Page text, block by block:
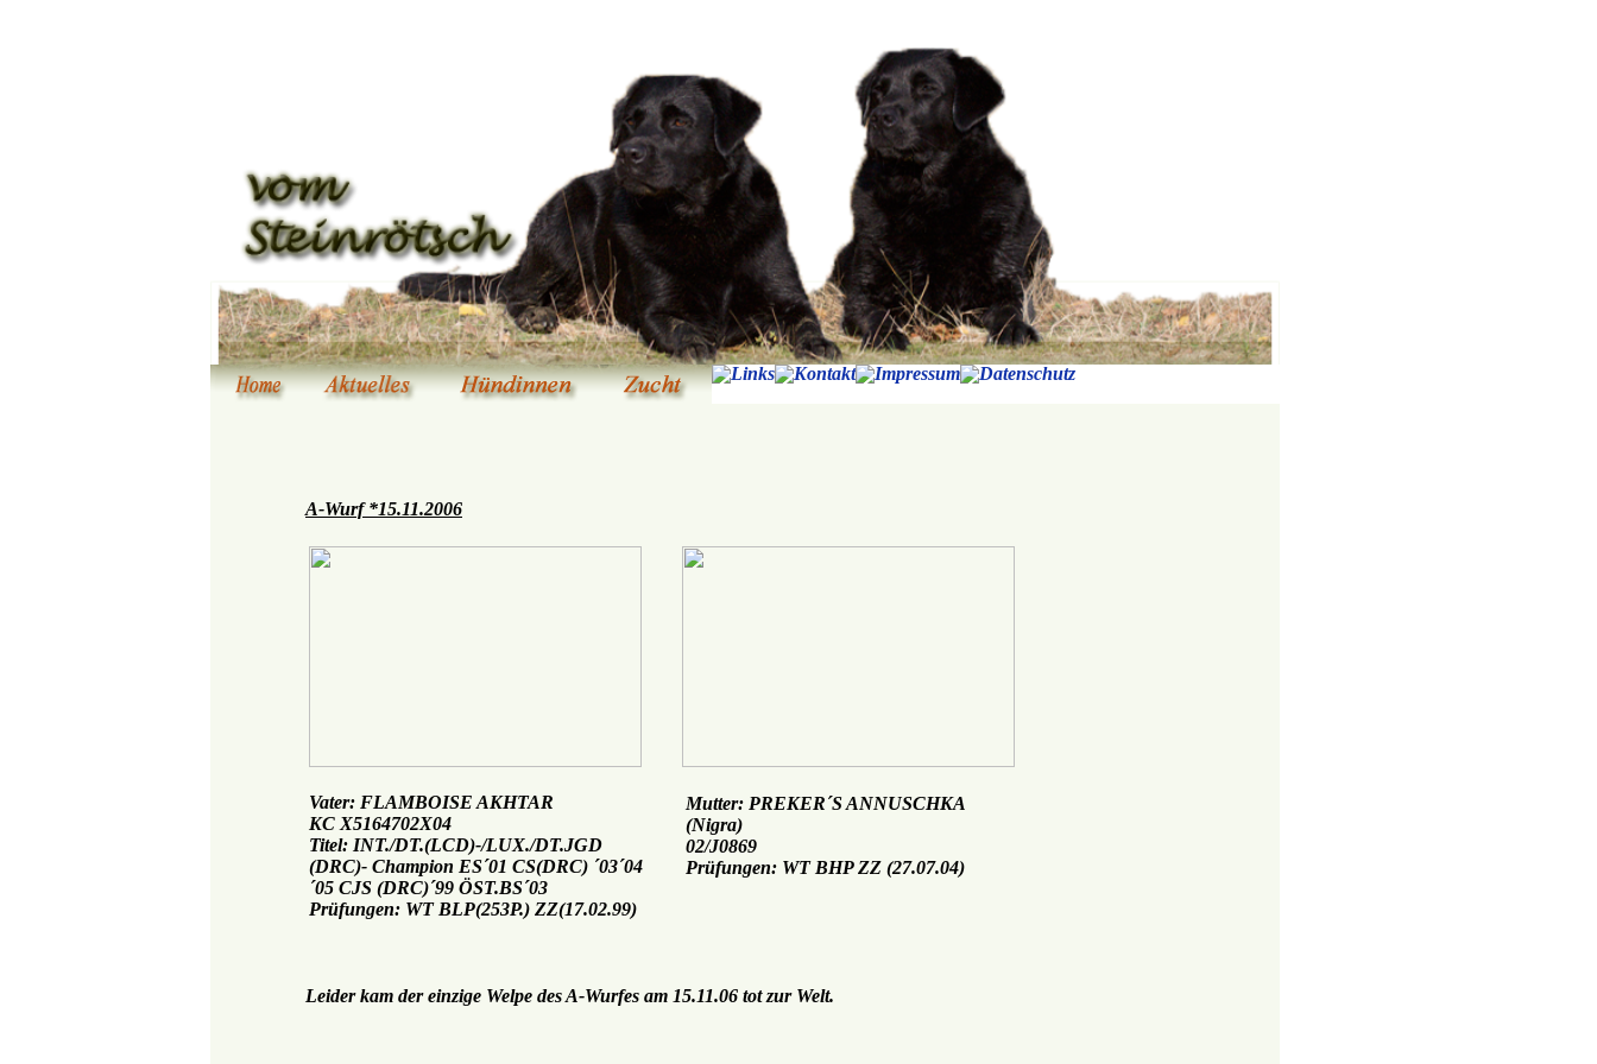
A-Wurf *15.11.2006
Vater: FLAMBOISE AKHTAR
KC X5164702X04
Titel: INT./DT.(LCD)-/LUX./DT.JGD
(DRC)- Champion ES´01 CS(DRC) ´03´04
´05 CJS (DRC)´99 ÖST.BS´03
Prüfungen: WT BLP(253P.) ZZ(17.02.99)
Mutter: PREKER´S ANNUSCHKA
(Nigra)
02/J0869
Prüfungen: WT BHP ZZ (27.07.04)
Leider kam der einzige Welpe des A-Wurfes am 15.11.06 tot zur Welt.